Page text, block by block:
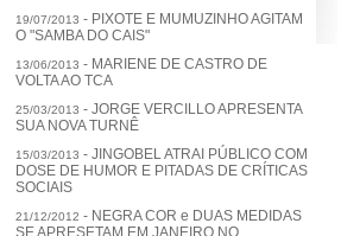
19/07/2013 - PIXOTE E MUMUZINHO AGITAM
O "SAMBA DO CAIS"
13/06/2013 - MARIENE DE CASTRO DE
VOLTA AO TCA
25/03/2013 - JORGE VERCILLO APRESENTA
SUA NOVA TURNÊ
15/03/2013 - JINGOBEL ATRAI PÚBLICO COM
DOSE DE HUMOR E PITADAS DE CRÍTICAS
SOCIAIS
21/12/2012 - NEGRA COR e DUAS MEDIDAS
SE APRESETAM EM JANEIRO NO